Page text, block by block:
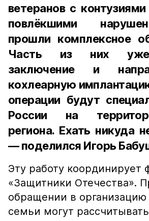
ветеранов с
повлёкшими
прошли комплексное
Часть из них уже
заключение и
кохлеарную
операции будут
России на
региона. Ехать никуда
— поделился Игорь
Эту работу координирует
«Защитники Отечества».
обращении в
семьи могут